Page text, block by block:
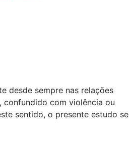
desde sempre nas relações
confundido com violência ou
sentido, o presente estudo se
positivado do conflito, de